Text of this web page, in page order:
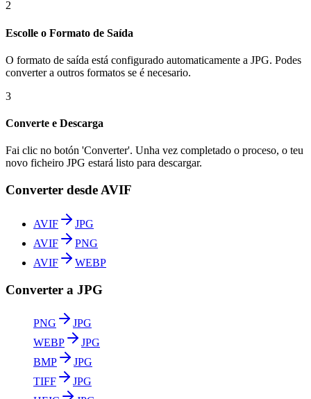
2
Escolle o Formato de Saída
O formato de saída está configurado automaticamente a JPG. Podes
converter a outros formatos se é necesario.
3
Converte e Descarga
Fai clic no botón 'Converter'. Unha vez completado o proceso, o teu
novo ficheiro JPG estará listo para descargar.
Converter desde AVIF
AVIF
JPG
AVIF
PNG
AVIF
WEBP
Converter a JPG
PNG
JPG
WEBP
JPG
BMP
JPG
TIFF
JPG